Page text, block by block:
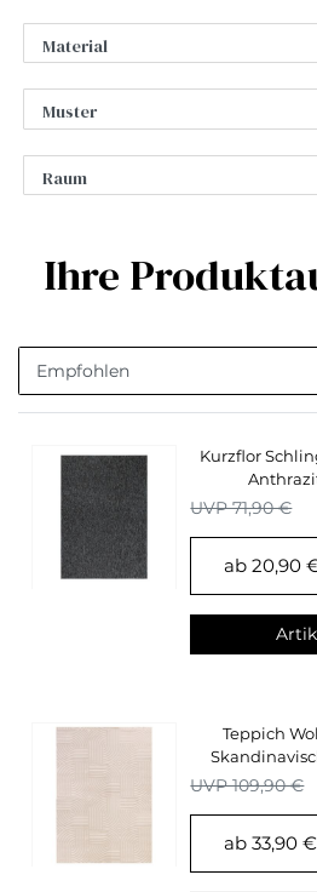
Ihre
Kurzflor
UVP 71,90 €
ab 20,90
Teppich
UVP 109,90 €
ab 33,90 €